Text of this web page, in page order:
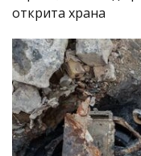
открита храна